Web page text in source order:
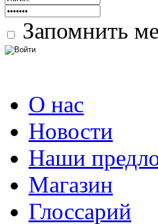
Запомнить
О нас
Новости
Наши
Магазин
Глоссарий